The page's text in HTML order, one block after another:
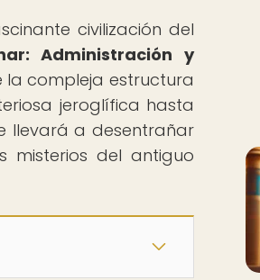
civilización del
Administración y
la compleja estructura
jeroglífica hasta
llevará a desentrañar
misterios del antiguo